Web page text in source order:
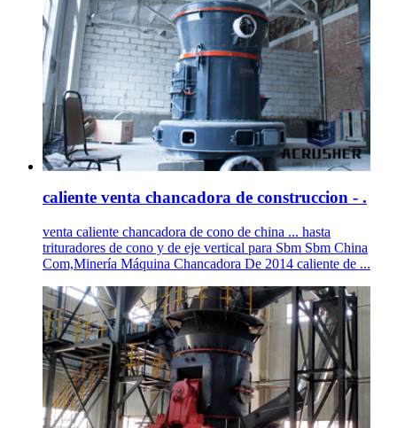
caliente venta chancadora de construccion - .
venta caliente chancadora de cono de china ... hasta
trituradores de cono y de eje vertical para Sbm Sbm China
Com,Minería Máquina Chancadora De 2014 caliente de ...